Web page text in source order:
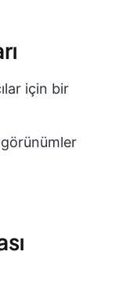
için bir